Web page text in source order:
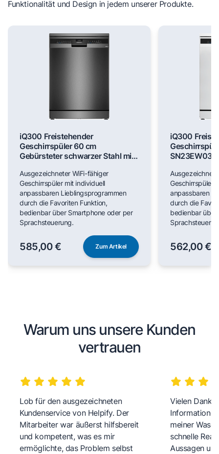
Funktionalität und Design in jedem unserer Produkte.
iQ300 Freistehender
Geschirrspüler 60 cm
Gebürsteter schwarzer Stahl mit
Ausgezeichneter WiFi-fähiger
Geschirrspüler mit individuell
anpassbaren Lieblingsprogrammen
durch die Favoriten Funktion,
bedienbar über Smartphone oder per
Sprachsteuerung.
585,00 € Zum Artikel
iQ300
Geschirrspüler
anpassbaren
durch die
bedienbar über
562,00 €
Warum uns unsere Kunden
vertrauen
Lob für den ausgezeichneten
Kundenservice von Helpify. Der
Mitarbeiter war äußerst hilfsbereit
und kompetent, was es mir
ermöglichte, das Problem selbst
Vielen Dank
meiner
schnelle
Aussagen